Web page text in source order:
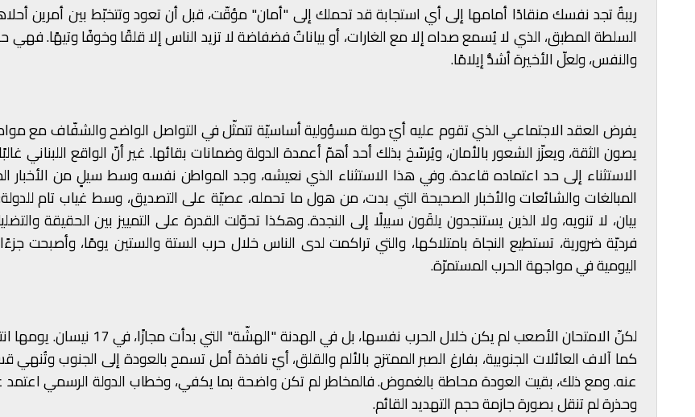
ريبةٌ تجد نفسك منقادًا أمامها إلى أي استجابة قد تحملك إلى "أمان" مؤقّت، قبل أن تعود وتتخبّط بين أمرين
السلطة المطبق، الذي لا يُسمع صداه إلا مع الغارات، أو بياناتٌ فضفاضة لا تزيد الناس إلا قلقًا وخوفًا وتيهًا. فهي
والنفس، ولعلّ الأخيرة أشدُّ إيلامًا.
يفرض العقد الاجتماعي الذي تقوم عليه أيّ دولة مسؤولية أساسيّة تتمثّل في التواصل الواضح والشفّاف مع
يصون الثقة، ويعزّز الشعور بالأمان، ويُرسّخ بذلك أحد أهمّ أعمدة الدولة وضمانات بقائها. غير أنّ الواقع اللبناني
الاستثناء إلى حد اعتماده قاعدة. وفي هذا الاستثناء الذي نعيشه، وجد المواطن نفسه وسط سيلٍ من الأخبار
المبالغات والشائعات والأخبار الصحيحة التي بدت، من هول ما تحمله، عصيّة على التصديق، وسط غياب تام
بيان، لا تنويه، ولا الذين يستنجدون يلقَون سبيلًا إلى النجدة. وهكذا تحوّلت القدرة على التمييز بين الحقيقة
فرديّة ضرورية، تستطيع النجاة بامتلاكها، والتي تراكمت لدى الناس خلال حرب الستة والستين يومًا، وأصبحت
اليومية في مواجهة الحرب المستمرّة.
لكنّ الامتحان الأصعب لم يكن خلال الحرب نفسها، بل في الهدنة
كما آلاف العائلات الجنوبية، بفارغ الصبر الممتزج بالألم والقلق، أيّ نافذة أمل تسمح بالعودة إلى الجنوب وتُنهي
عنه. ومع ذلك، بقيت العودة محاطة بالغموض. فالمخاطر لم تكن واضحة بما يكفي، وخطاب الدولة الرسمي اعتمد
وحذرة لم تنقل بصورة جازمة حجم التهديد القائم.